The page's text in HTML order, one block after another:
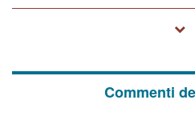
Commenti